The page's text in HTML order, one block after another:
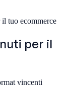
tuo ecommerce
per il
vincenti